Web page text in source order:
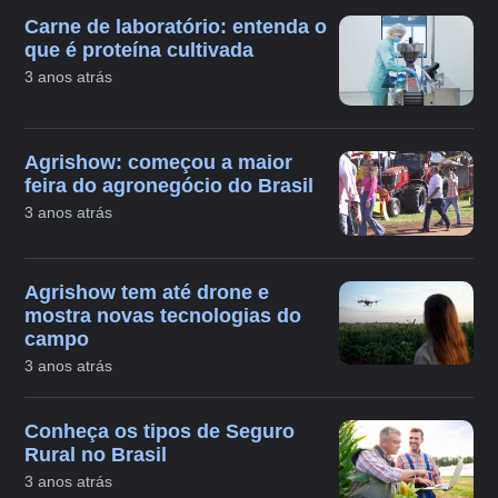
Carne de laboratório: entenda o
que é proteína cultivada
3 anos atrás
Agrishow: começou a maior
feira do agronegócio do Brasil
3 anos atrás
Agrishow tem até drone e
mostra novas tecnologias do
campo
3 anos atrás
Conheça os tipos de Seguro
Rural no Brasil
3 anos atrás